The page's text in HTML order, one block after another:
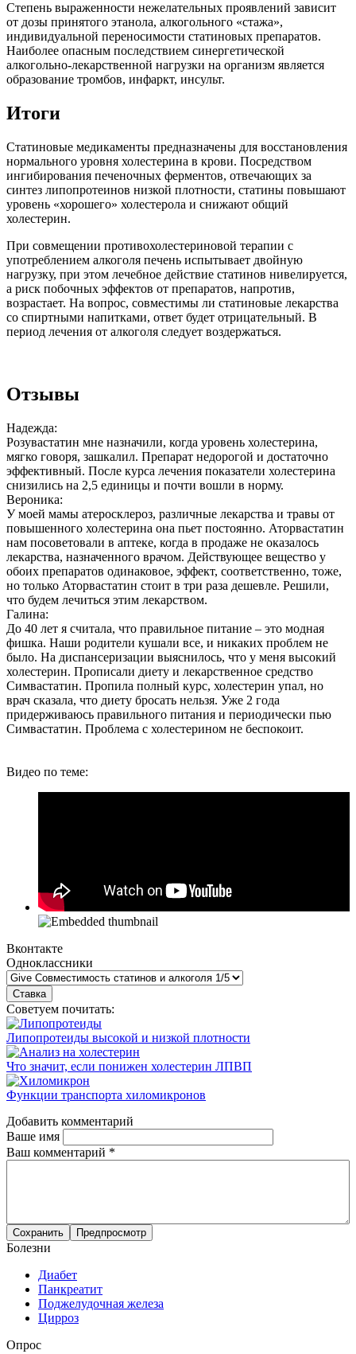
Степень выраженности нежелательных проявлений зависит
от дозы принятого этанола, алкогольного «стажа»,
индивидуальной переносимости статиновых препаратов.
Наиболее опасным последствием синергетической
алкогольно-лекарственной нагрузки на организм является
образование тромбов, инфаркт, инсульт.
Итоги
Статиновые медикаменты предназначены для восстановления
нормального уровня холестерина в крови. Посредством
ингибирования печеночных ферментов, отвечающих за
синтез липопротеинов низкой плотности, статины повышают
уровень «хорошего» холестерола и снижают общий
холестерин.
При совмещении противохолестериновой терапии с
употреблением алкоголя печень испытывает двойную
нагрузку, при этом лечебное действие статинов нивелируется,
а риск побочных эффектов от препаратов, напротив,
возрастает. На вопрос, совместимы ли статиновые лекарства
со спиртными напитками, ответ будет отрицательный. В
период лечения от алкоголя следует воздержаться.
Отзывы
Надежда:
Розувастатин мне назначили, когда уровень холестерина,
мягко говоря, зашкалил. Препарат недорогой и достаточно
эффективный. После курса лечения показатели холестерина
снизились на 2,5 единицы и почти вошли в норму.
Вероника:
У моей мамы атеросклероз, различные лекарства и травы от
повышенного холестерина она пьет постоянно. Аторвастатин
нам посоветовали в аптеке, когда в продаже не оказалось
лекарства, назначенного врачом. Действующее вещество у
обоих препаратов одинаковое, эффект, соответственно, тоже,
но только Аторвастатин стоит в три раза дешевле. Решили,
что будем лечиться этим лекарством.
Галина:
До 40 лет я считала, что правильное питание – это модная
фишка. Наши родители кушали все, и никаких проблем не
было. На диспансеризации выяснилось, что у меня высокий
холестерин. Прописали диету и лекарственное средство
Симвастатин. Пропила полный курс, холестерин упал, но
врач сказала, что диету бросать нельзя. Уже 2 года
придерживаюсь правильного питания и периодически пью
Симвастатин. Проблема с холестерином не беспокоит.
Видео по теме:
Вконтакте
Одноклассники
Советуем почитать:
Липопротеиды высокой и низкой плотности
Что значит, если понижен холестерин ЛПВП
Функции транспорта хиломикронов
Добавить комментарий
Ваше имя
Ваш комментарий *
Болезни
Диабет
Панкреатит
Поджелудочная железа
Цирроз
Опрос